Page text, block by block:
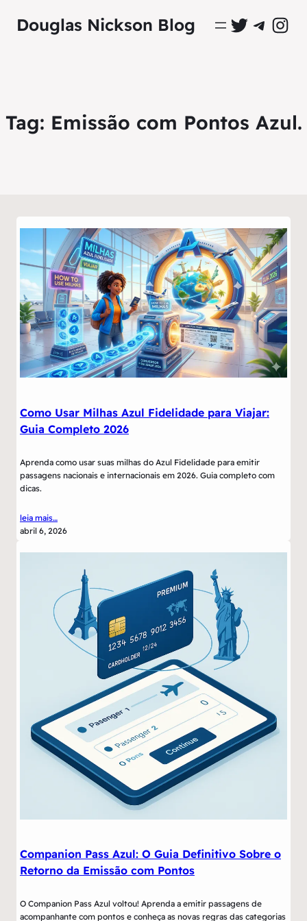
Douglas Nickson Blog Perfil Oficial no Twitter
Grupo Oficial no
Perfil
Tag: Emissão com Pontos Azul.
Como Usar Milhas Azul Fidelidade para Viajar:
Guia Completo 2026
Aprenda como usar suas milhas do Azul Fidelidade para emitir
passagens nacionais e internacionais em 2026. Guia completo com
dicas.
leia mais…
abril 6, 2026
Companion Pass Azul: O Guia Definitivo Sobre o
Retorno da Emissão com Pontos
O Companion Pass Azul voltou! Aprenda a emitir passagens de
acompanhante com pontos e conheça as novas regras das categorias